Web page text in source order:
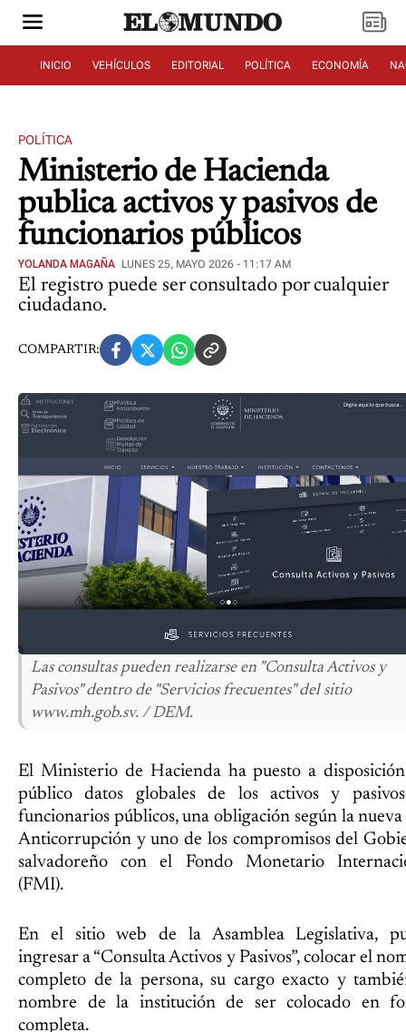
INICIO VEHÍCULOS EDITORIAL POLÍTICA ECONOMÍA
POLÍTICA
Ministerio de Hacienda
publica activos y pasivos de
funcionarios públicos
YOLANDA MAGAÑA LUNES 25, MAYO 2026 - 11:17 AM
El registro puede ser consultado por cualquier
ciudadano.
COMPARTIR:
Las consultas pueden realizarse en "Consulta Activos y
Pasivos" dentro de "Servicios frecuentes" del sitio
www.mh.gob.sv. / DEM.
El Ministerio de Hacienda ha puesto a
público datos globales de los activos y
funcionarios públicos, una obligación según la
Anticorrupción y uno de los compromisos del
salvadoreño con el Fondo Monetario
(FMI).
En el sitio web de la Asamblea Legislativa,
ingresar a “Consulta Activos y Pasivos”, colocar el
completo de la persona, su cargo exacto y
nombre de la institución de ser colocado en
completa.